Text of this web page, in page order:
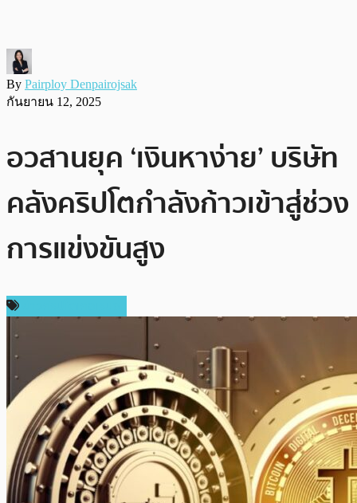
By Pairploy Denpairojsak
กันยายน 12, 2025
อวสานยุค ‘เงินหาง่าย’ บริษัท
คลังคริปโตกำลังก้าวเข้าสู่ช่วง
การแข่งขันสูง